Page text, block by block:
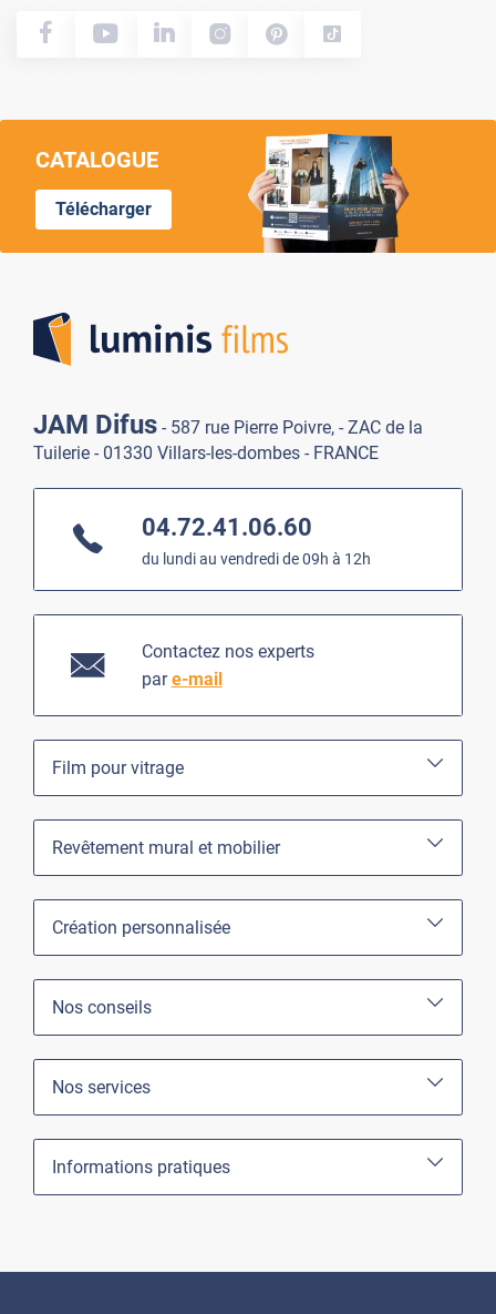
CATALOGUE
Télécharger
JAM Difus - 587 rue Pierre Poivre, - ZAC de la
Tuilerie - 01330 Villars-les-dombes - FRANCE
04.72.41.06.60
du lundi au vendredi de 09h à 12h
Contactez nos experts
pare-mail
Film pour vitrage
Revêtement mural et mobilier
Création personnalisée
Nos conseils
Nos services
Informations pratiques